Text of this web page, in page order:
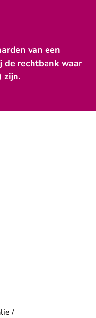
van een
de rechtbank waar
zijn.
/